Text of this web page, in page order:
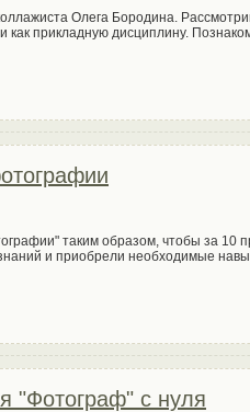
Олега Бородина.
как прикладную дисциплину.
таким образом, чтобы за 10
и приобрели необходимые
"Фотограф" с нуля